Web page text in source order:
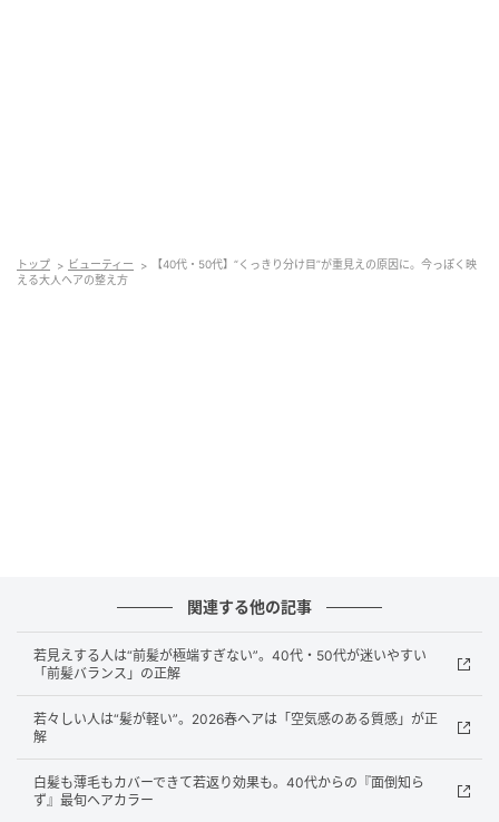
“分けない仕上げ”で今っぽく整う
2026年春は、分け目をはっきり見せないスタイルも注
目されています。きっちり分けるのではなく、あえて
曖昧にすることで、やわらかさと抜け感が生まれま
す。
トップ ビューティー
【40代・50代】“くっきり分け目”が重見えの原因に。今っぽく映
える大人ヘアの整え方
関連する他の記事
若見えする人は“前髪が極端すぎない”。40代・50代が迷いやすい
「前髪バランス」の正解
若々しい人は“髪が軽い”。2026春ヘアは「空気感のある質感」が正
解
白髪も薄毛もカバーできて若返り効果も。40代からの『面倒知ら
ず』最旬ヘアカラー